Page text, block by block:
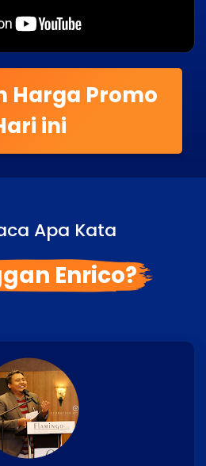
Harga Promo
ini
Apa Kata
Enrico?